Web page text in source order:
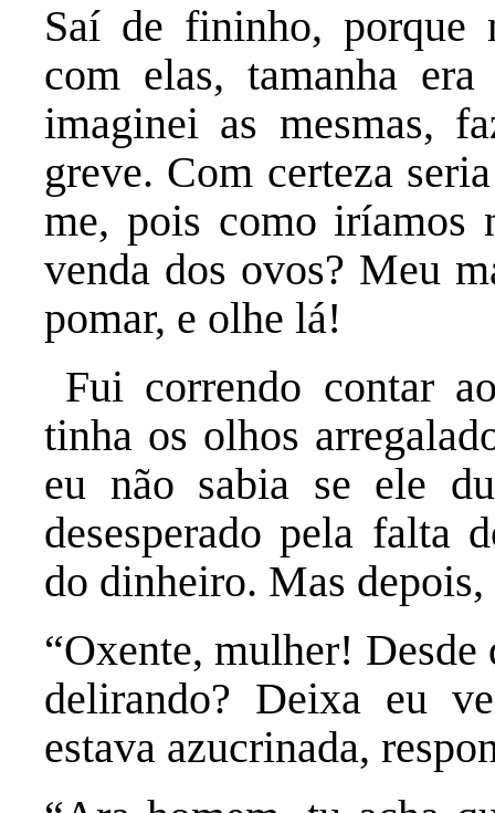
Saí de fininho, porque
com elas, tamanha
imaginei as mesmas,
greve. Com certeza
me, pois como iríamos
venda dos ovos? Meu
pomar, e olhe lá!
Fui correndo contar
tinha os olhos
eu não sabia se ele
desesperado pela falta
do dinheiro. Mas
“Oxente, mulher! Desde
delirando? Deixa eu
estava azucrinada,